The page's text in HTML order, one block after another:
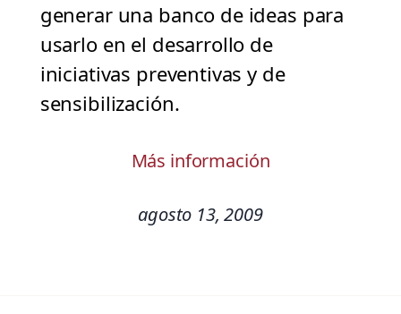
generar una banco de ideas para
usarlo en el desarrollo de
iniciativas preventivas y de
sensibilización.
Más información
agosto 13, 2009